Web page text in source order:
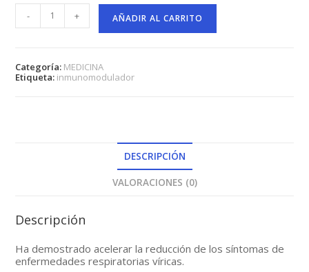
CORPLUS
CAPS
X30
- + AÑADIR AL CARRITO
Categoría: MEDICINA
Etiqueta: inmunomodulador
DESCRIPCIÓN
VALORACIONES (0)
Descripción
Ha demostrado acelerar la reducción de los síntomas de
enfermedades respiratorias víricas.